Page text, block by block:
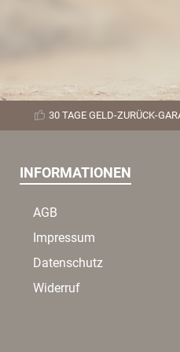
30 TAGE GELD-ZURÜCK-
INFORMATIONEN
AGB
Impressum
Datenschutz
Widerruf